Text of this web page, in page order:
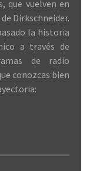
que vuelven en
Dirkschneider.
la historia
a través de
de radio
conozcas bien